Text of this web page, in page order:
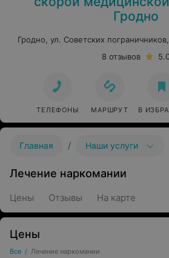
Гродно
Гродно, ул. Советских пограничников,
8 отзывов
ТЕЛЕФОНЫ МАРШРУТ В
Главная / Наши услуги
Лечение наркомании
Цены Отзывы На карте
Цены
Все / Лечение наркомании